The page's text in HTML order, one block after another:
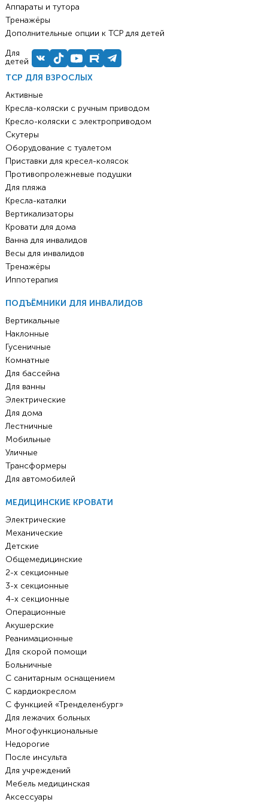
ТСР ДЛЯ ВЗРОСЛЫХ
Активные
Кресла-коляски с ручным приводом
Кресло-коляски с электроприводом
Скутеры
Оборудование с туалетом
Приставки для кресел-колясок
Противопролежневые подушки
Для пляжа
Кресла-каталки
Вертикализаторы
Кровати для дома
Ванна для инвалидов
Весы для инвалидов
Тренажёры
Иппотерапия
ПОДЪЁМНИКИ ДЛЯ ИНВАЛИДОВ
Вертикальные
Наклонные
Гусеничные
Комнатные
Для бассейна
Для ванны
Электрические
Для дома
Лестничные
Мобильные
Уличные
Трансформеры
Для автомобилей
МЕДИЦИНСКИЕ КРОВАТИ
Электрические
Механические
Детские
Общемедицинские
2-х секционные
3-х секционные
4-х секционные
Операционные
Акушерские
Реанимационные
Для скорой помощи
Больничные
С санитарным оснащением
С кардиокреслом
С функцией «Тренделенбург»
Для лежачих больных
Многофункциональные
Недорогие
После инсульта
Для учреждений
Мебель медицинская
Аксессуары
Аппараты и тутора
Тренажёры
Дополнительные опции к ТСР для детей
Для
детей